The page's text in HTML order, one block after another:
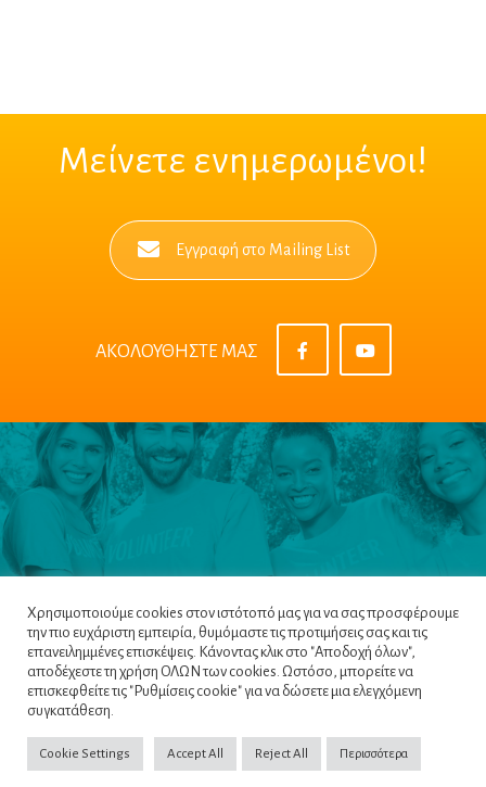
Μείνετε ενημερωμένοι!
Εγγραφή στο Mailing List
ΑΚΟΛΟΥΘΗΣΤΕ ΜΑΣ
Προϋποθέσεις|Cookie Policy
Copyright ©2022NETinfo PLC. All Rights Reserved
Χρησιμοποιούμε cookies στον ιστότοπό μας για να σας προσφέρουμε
την πιο ευχάριστη εμπειρία, θυμόμαστε τις προτιμήσεις σας και τις
επανειλημμένες επισκέψεις. Κάνοντας κλικ στο "Αποδοχή όλων",
αποδέχεστε τη χρήση ΟΛΩΝ των cookies. Ωστόσο, μπορείτε να
επισκεφθείτε τις "Ρυθμίσεις cookie" για να δώσετε μια ελεγχόμενη
συγκατάθεση.
Cookie Settings Accept All Reject All Περισσότερα